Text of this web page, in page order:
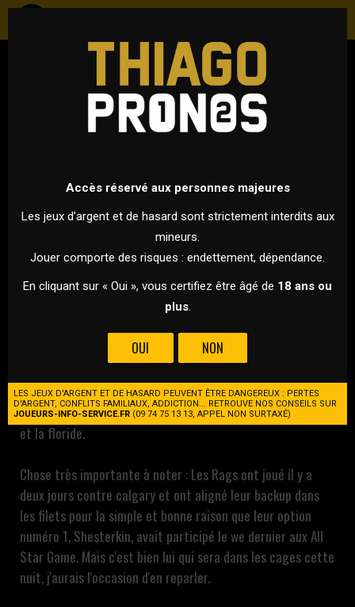
HOCKEY
NHL - SAISON RÉGULIÈRE
9 FÉVRIER 2023 À 02H00
VS
CANUCKS
LES RANGERS REÇOIVENT VANCOUVER
Les rags vont recevoir Vancouver sur leur glace.
Les 3 derniers matchs à la maison des Rangers se sont
soldés par 3 victoires contre 3 gros clients : vegas, calgary
et la floride.
Chose très importante à noter : Les Rags ont joué il y a
deux jours contre calgary et ont aligné leur backup dans
les filets pour la simple et bonne raison que leur option
numéro 1, Shesterkin, avait participé le we dernier aux All
Star Game. Mais c'est bien lui qui sera dans les cages cette
nuit, j'aurais l'occasion d'en reparler.
Accès réservé aux personnes majeures
Les jeux d’argent et de hasard sont strictement interdits aux
mineurs.
Jouer comporte des risques : endettement, dépendance.
En cliquant sur « Oui », vous certifiez être âgé de 18 ans ou
plus.
OUI NON
LES JEUX D'ARGENT ET DE HASARD PEUVENT ÊTRE DANGEREUX : PERTES
D'ARGENT, CONFLITS FAMILIAUX, ADDICTION... RETROUVE NOS CONSEILS SUR
JOUEURS-INFO-SERVICE.FR (09 74 75 13 13, APPEL NON SURTAXÉ)